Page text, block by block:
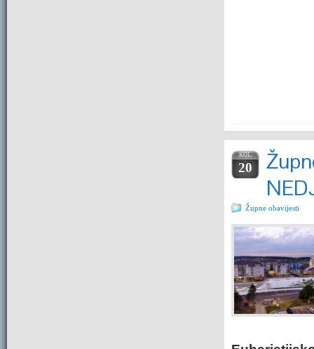
KOL.
20
Župne obavijesti